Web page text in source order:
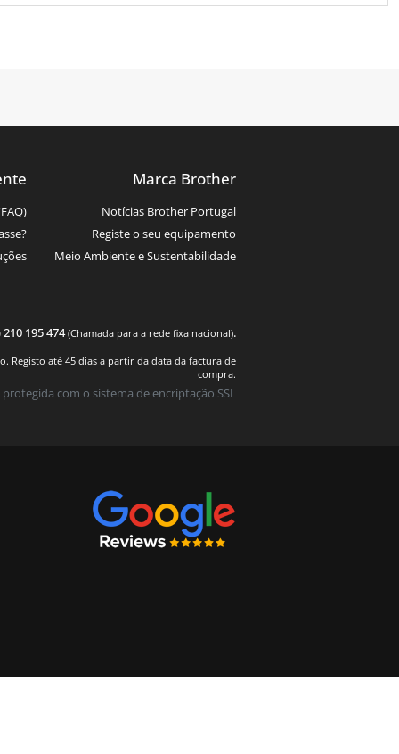
Marca Brother
Notícias Brother Portugal
Registe o seu equipamento
Meio Ambiente e Sustentabilidade
195 474(Chamada para a rede fixa nacional).
Registo até 45 dias a partir da data da factura de
compra.
com o sistema de encriptação SSL